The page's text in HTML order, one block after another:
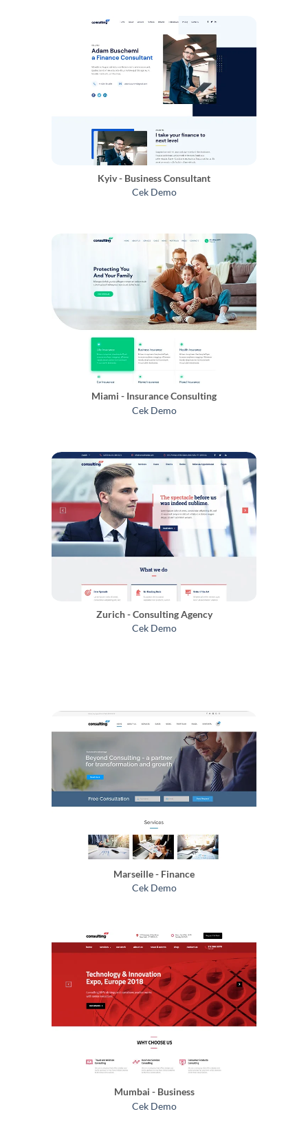
Kyiv - Business Consultant
Cek Demo
Miami - Insurance Consulting
Cek Demo
Zurich - Consulting Agency
Cek Demo
Marseille - Finance
Cek Demo
Mumbai - Business
Cek Demo